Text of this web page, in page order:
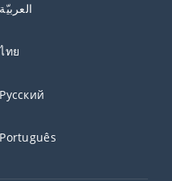
العربيّة
ไทย
Русский
Português